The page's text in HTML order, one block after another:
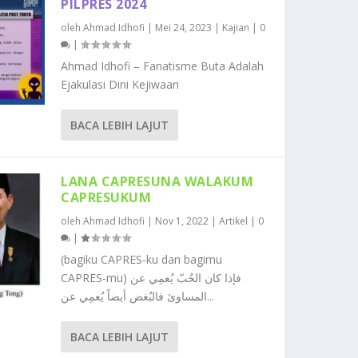
PILPRES 2024
olehAhmad Idhofi | Mei 24, 2023 | Kajian | 0
|
Ahmad Idhofi – Fanatisme Buta Adalah
Ejakulasi Dini Kejiwaan
BACA LEBIH LAJUT
LANA CAPRESUNA WALAKUM
CAPRESUKUM
olehAhmad Idhofi | Nov 1, 2022 |Artikel | 0
|
(bagiku CAPRES-ku dan bagimu
CAPRES-mu) فإذا كان الحٌبّ يُعمِي عن
المساوئ فالبُغض أيضاً يُعمِي عن...
BACA LEBIH LAJUT